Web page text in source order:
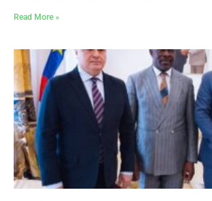
Read More »